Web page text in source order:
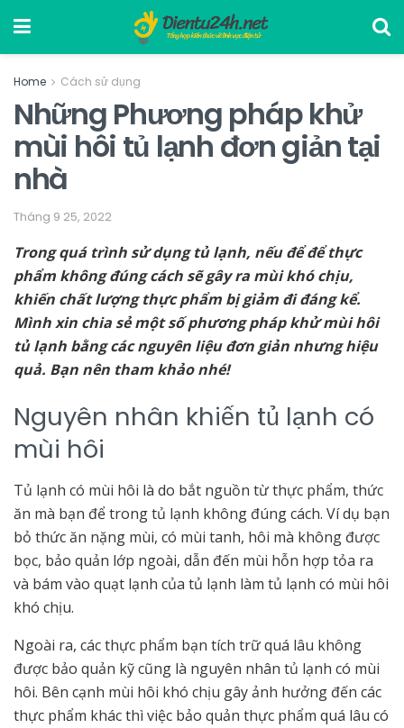
Home Cách sử dụng
Những Phương pháp khử
mùi hôi tủ lạnh đơn giản tại
nhà
Tháng 9 25, 2022
Trong quá trình sử dụng tủ lạnh, nếu để để thực
phẩm không đúng cách sẽ gây ra mùi khó chịu,
khiến chất lượng thực phẩm bị giảm đi đáng kể.
Mình xin chia sẻ một số phương pháp khử mùi hôi
tủ lạnh bằng các nguyên liệu đơn giản nhưng hiệu
quả. Bạn nên tham khảo nhé!
Nguyên nhân khiến tủ lạnh có
mùi hôi
Tủ lạnh có mùi hôi là do bắt nguồn từ thực phẩm, thức
ăn mà bạn để trong tủ lạnh không đúng cách. Ví dụ bạn
bỏ thức ăn nặng mùi, có mùi tanh, hôi mà không được
bọc, bảo quản lớp ngoài, dẫn đến mùi hỗn hợp tỏa ra
và bám vào quạt lạnh của tủ lạnh làm tủ lạnh có mùi hôi
khó chịu.
Ngoài ra, các thực phẩm bạn tích trữ quá lâu không
được bảo quản kỹ cũng là nguyên nhân tủ lạnh có mùi
hôi. Bên cạnh mùi hôi khó chịu gây ảnh hưởng đến các
thực phẩm khác thì việc bảo quản thực phẩm quá lâu có